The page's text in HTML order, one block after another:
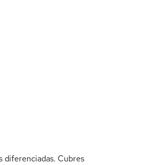
diferenciadas. Cubres